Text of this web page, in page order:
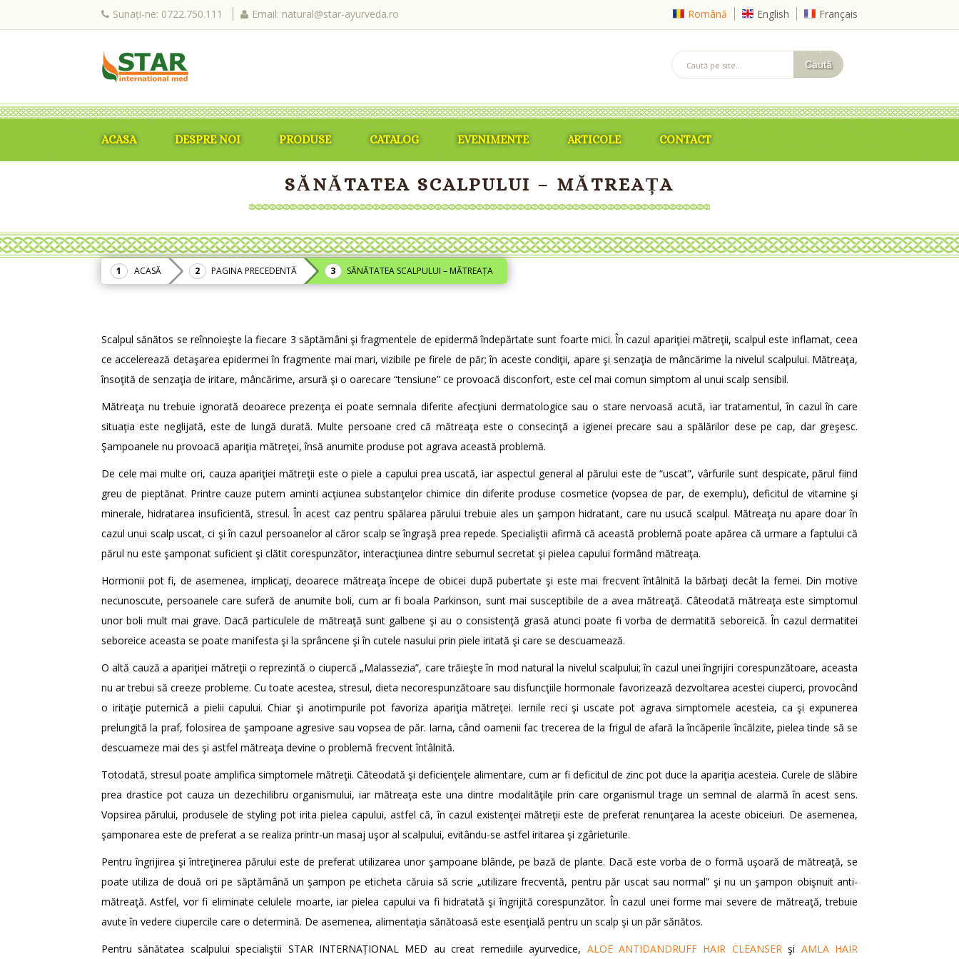
Sunați-ne: 0722.750.111 Email: natural@star-ayurveda.ro Română English Français
ACASA DESPRE NOI PRODUSE CATALOG EVENIMENTE ARTICOLE CONTACT
SĂNĂTATEA SCALPULUI – MĂTREAȚA
ACASĂ PAGINA PRECEDENTĂ SĂNĂTATEA SCALPULUI – MĂTREAȚA
Scalpul sănătos se reînnoieşte la fiecare 3 săptămâni şi fragmentele de epidermă îndepărtate sunt foarte mici. În cazul apariţiei mătreţii, scalpul este inflamat, ceea
ce accelerează detaşarea epidermei în fragmente mai mari, vizibile pe firele de păr; în aceste condiţii, apare şi senzaţia de mâncărime la nivelul scalpului. Mătreaţa,
însoţită de senzaţia de iritare, mâncărime, arsură şi o oarecare “tensiune” ce provoacă disconfort, este cel mai comun simptom al unui scalp sensibil.
Mătreaţa nu trebuie ignorată deoarece prezenţa ei poate semnala diferite afecţiuni dermatologice sau o stare nervoasă acută, iar tratamentul, în cazul în care
situaţia este neglijată, este de lungă durată. Multe persoane cred că mătreaţa este o consecinţă a igienei precare sau a spălărilor dese pe cap, dar greşesc.
Şampoanele nu provoacă apariţia mătreţei, însă anumite produse pot agrava această problemă.
De cele mai multe ori, cauza apariţiei mătreţii este o piele a capului prea uscată, iar aspectul general al părului este de “uscat”, vârfurile sunt despicate, părul fiind
greu de pieptănat. Printre cauze putem aminti acţiunea substanţelor chimice din diferite produse cosmetice (vopsea de par, de exemplu), deficitul de vitamine şi
minerale, hidratarea insuficientă, stresul. În acest caz pentru spălarea părului trebuie ales un şampon hidratant, care nu usucă scalpul. Mătreaţa nu apare doar în
cazul unui scalp uscat, ci şi în cazul persoanelor al căror scalp se îngraşă prea repede. Specialiştii afirmă că această problemă poate apărea că urmare a faptului că
părul nu este şamponat suficient şi clătit corespunzător, interacţiunea dintre sebumul secretat şi pielea capului formând mătreaţa.
Hormonii pot fi, de asemenea, implicaţi, deoarece mătreaţa începe de obicei după pubertate şi este mai frecvent întâlnită la bărbaţi decât la femei. Din motive
necunoscute, persoanele care suferă de anumite boli, cum ar fi boala Parkinson, sunt mai susceptibile de a avea mătreaţă. Câteodată mătreaţa este simptomul
unor boli mult mai grave. Dacă particulele de mătreaţă sunt galbene şi au o consistenţă grasă atunci poate fi vorba de dermatită seboreică. În cazul dermatitei
seboreice aceasta se poate manifesta şi la sprâncene şi în cutele nasului prin piele iritată şi care se descuamează.
O altă cauză a apariţiei mătreţii o reprezintă o ciupercă „Malassezia”, care trăieşte în mod natural la nivelul scalpului; în cazul unei îngrijiri corespunzătoare, aceasta
nu ar trebui să creeze probleme. Cu toate acestea, stresul, dieta necorespunzătoare sau disfuncţiile hormonale favorizează dezvoltarea acestei ciuperci, provocând
o iritaţie puternică a pielii capului. Chiar şi anotimpurile pot favoriza apariţia mătreţei. Iernile reci şi uscate pot agrava simptomele acesteia, ca şi expunerea
prelungită la praf, folosirea de şampoane agresive sau vopsea de păr. Iarna, când oamenii fac trecerea de la frigul de afară la încăperile încălzite, pielea tinde să se
descuameze mai des şi astfel mătreaţa devine o problemă frecvent întâlnită.
Totodată, stresul poate amplifica simptomele mătreţii. Câteodată şi deficienţele alimentare, cum ar fi deficitul de zinc pot duce la apariţia acesteia. Curele de slăbire
prea drastice pot cauza un dezechilibru organismului, iar mătreaţa este una dintre modalităţile prin care organismul trage un semnal de alarmă în acest sens.
Vopsirea părului, produsele de styling pot irita pielea capului, astfel că, în cazul existenţei mătreţii este de preferat renunţarea la aceste obiceiuri. De asemenea,
şamponarea este de preferat a se realiza printr-un masaj uşor al scalpului, evitându-se astfel iritarea şi zgârieturile.
Pentru îngrijirea şi întreţinerea părului este de preferat utilizarea unor şampoane blânde, pe bază de plante. Dacă este vorba de o formă uşoară de mătreaţă, se
poate utiliza de două ori pe săptămână un şampon pe eticheta căruia să scrie „utilizare frecventă, pentru păr uscat sau normal” şi nu un şampon obişnuit anti-
mătreaţă. Astfel, vor fi eliminate celulele moarte, iar pielea capului va fi hidratată şi îngrijită corespunzător. În cazul unei forme mai severe de mătreaţă, trebuie
avute în vedere ciupercile care o determină. De asemenea, alimentaţia sănătoasă este esenţială pentru un scalp şi un păr sănătos.
Pentru sănătatea scalpului specialiştii STAR INTERNAȚIONAL MED au creat remediile ayurvedice, ALOE ANTIDANDRUFF HAIR CLEANSERşi AMLA HAIR